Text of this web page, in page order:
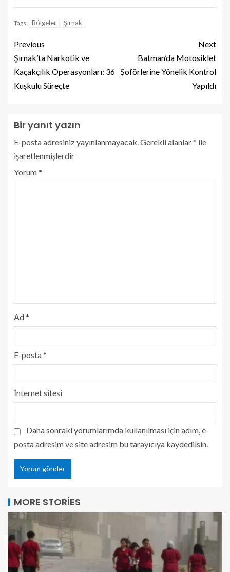
Tags: Bölgeler Şırnak
Previous
Şırnak’ta Narkotik ve
Kaçakçılık Operasyonları: 36
Kuşkulu Süreçte
Next
Batman’da Motosiklet
Şoförlerine Yönelik Kontrol
Yapıldı
Bir yanıt yazın
E-posta adresiniz yayınlanmayacak.Gerekli alanlar* ile
işaretlenmişlerdir
Yorum*
Ad*
E-posta*
İnternet sitesi
Daha sonraki yorumlarımda kullanılması için adım, e-
posta adresim ve site adresim bu tarayıcıya kaydedilsin.
MORE STORIES